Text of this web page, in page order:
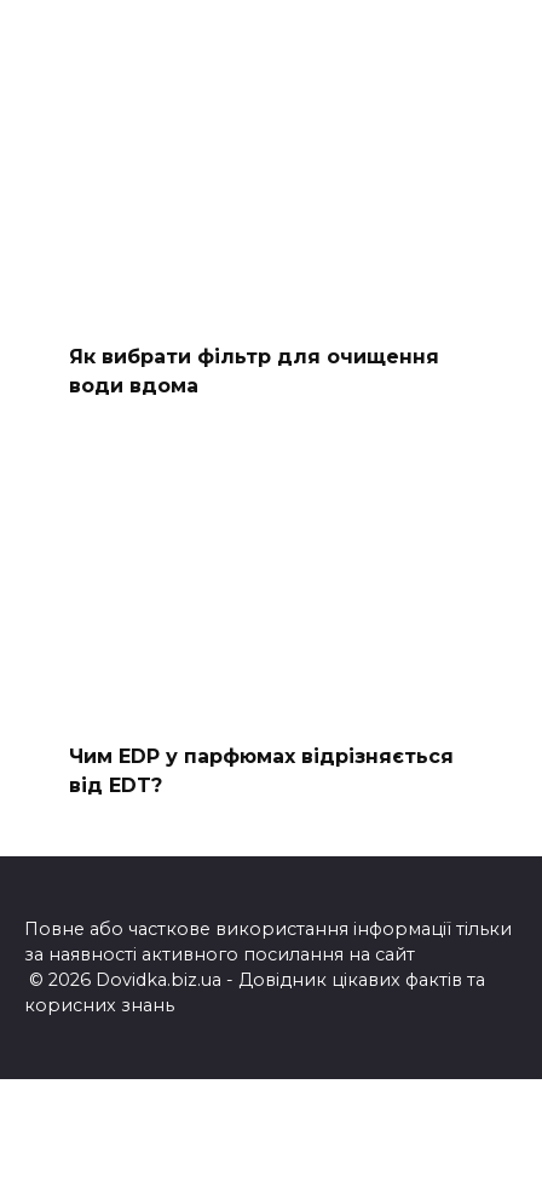
Як вибрати фільтр для очищення
води вдома
Чим EDP у парфюмах відрізняється
від EDT?
Повне або часткове використання інформації тільки
за наявності активного посилання на сайт
© 2026 Dovidka.biz.ua - Довідник цікавих фактів та
корисних знань